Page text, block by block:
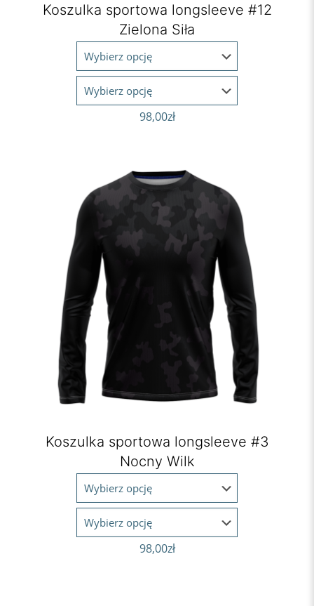
Koszulka sportowa longsleeve #12
Zielona Siła
98,00zł
Koszulka sportowa longsleeve #3
Nocny Wilk
98,00zł